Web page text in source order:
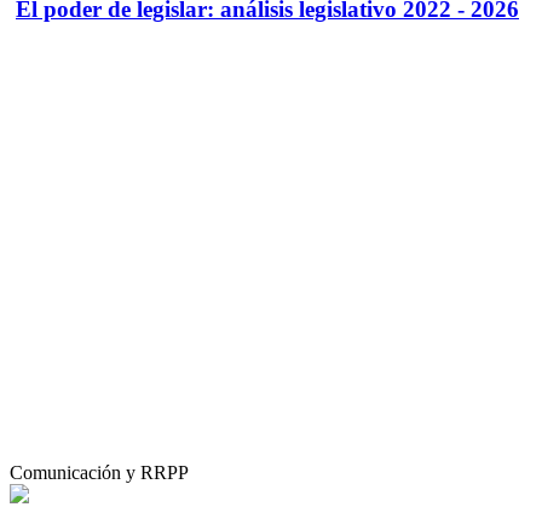
El poder de legislar: análisis legislativo 2022 - 2026
Comunicación y RRPP